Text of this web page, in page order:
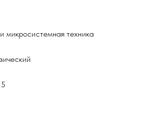
микросистемная техника